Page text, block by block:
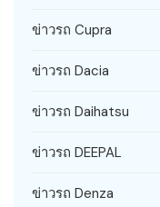
ข่าวรถ Cupra
ข่าวรถ Dacia
ข่าวรถ Daihatsu
ข่าวรถ DEEPAL
ข่าวรถ Denza